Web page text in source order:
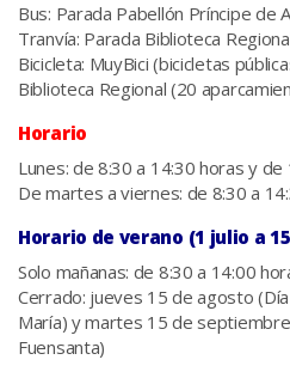
Bus: Parada Pabellón Príncipe de
Tranvía: Parada Biblioteca
Bicicleta: MuyBici (bicicletas
Biblioteca Regional (20
Horario
Lunes: de 8:30 a 14:30 horas y de
De martes a viernes: de 8:30 a
Horario de verano (1 julio a
Solo mañanas: de 8:30 a 14:00
Cerrado: jueves 15 de agosto
María) y martes 15 de
Fuensanta)